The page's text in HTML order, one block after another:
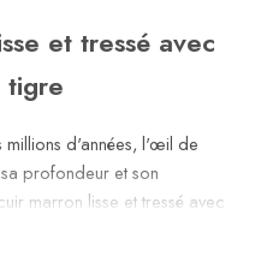
et tressé avec
tigre
d'années, l'œil de
profondeur et son
marron lisse et tressé avec
robustesse d'un cuir
d'une pierre naturelle choisie